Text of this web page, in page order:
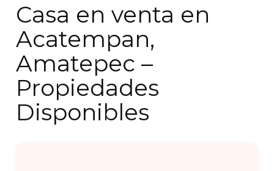
Casa en venta en
Acatempan,
Amatepec –
Propiedades
Disponibles